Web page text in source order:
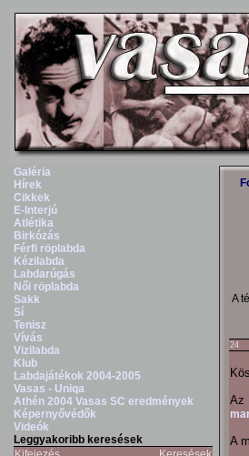
Galéria
Hírek
Cikkek
E-Interjú
Atlétika
Birkózás
Férfi röplabda
Kézilabda
Labdarúgás
Női röplabda
Sakk
Sí
Tenisz
Vívás
Vizilabda
Klub
Labdajátékok 2004-2005
Vasas - Uniqa
Athén 2004 Vasas SC eredmények
Képernyővédők
Videók
Leggyakoribb keresések
A
24
Az
A